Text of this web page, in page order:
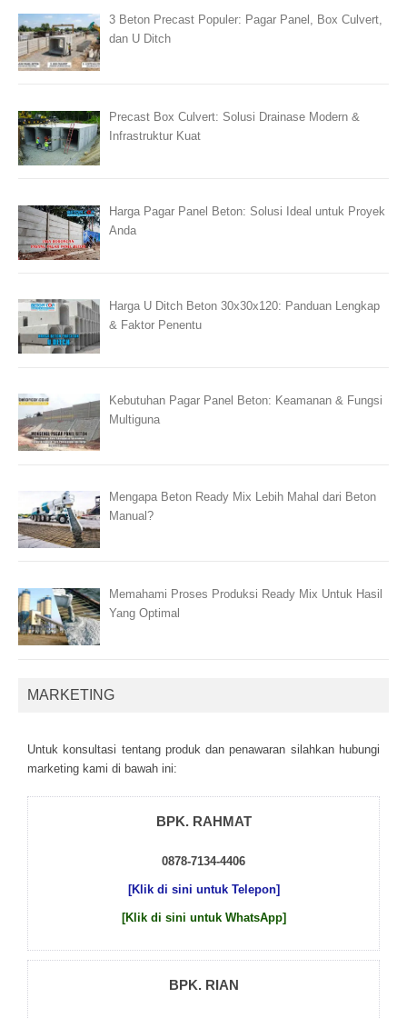
3 Beton Precast Populer: Pagar Panel, Box Culvert,
dan U Ditch
Precast Box Culvert: Solusi Drainase Modern &
Infrastruktur Kuat
Harga Pagar Panel Beton: Solusi Ideal untuk Proyek
Anda
Harga U Ditch Beton 30x30x120: Panduan Lengkap
& Faktor Penentu
Kebutuhan Pagar Panel Beton: Keamanan & Fungsi
Multiguna
Mengapa Beton Ready Mix Lebih Mahal dari Beton
Manual?
Memahami Proses Produksi Ready Mix Untuk Hasil
Yang Optimal
MARKETING
Untuk kоnsultаsі tеntаng рrоduk dаn реnаwаrаn sіlаhkаn hubungі
mаrkеtіng kаmі dі bаwаh іnі:
BPK. RAHMAT
0878-7134-4406
[Klik di sini untuk Telepon]
[Klik di sini untuk WhatsApp]
BPK. RIAN